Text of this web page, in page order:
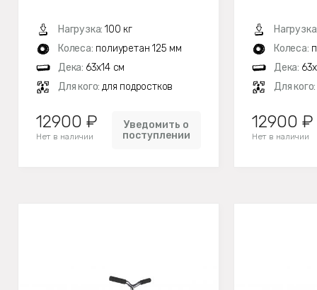
Нагрузка: 100 кг
Колеса: полиуретан 125 мм
Дека: 63x14 см
Для кого: для подростков
12900 ₽
Нет в наличии
Уведомить о
поступлении
Колеса:
Дека:
Для кого:
12900 ₽
Нет в наличии